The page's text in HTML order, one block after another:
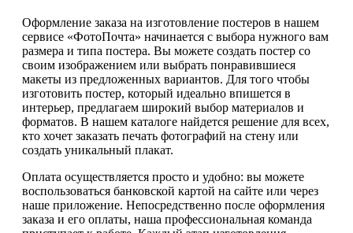
Оформление заказа на изготовление постеров в нашем
сервисе «ФотоПочта» начинается с выбора нужного вам
размера и типа постера. Вы можете создать постер со
своим изображением или выбрать понравившиеся
макеты из предложенных вариантов. Для того чтобы
изготовить постер, который идеально впишется в
интерьер, предлагаем широкий выбор материалов и
форматов. В нашем каталоге найдется решение для всех,
кто хочет заказать печать фотографий на стену или
создать уникальный плакат.
Оплата осуществляется просто и удобно: вы можете
воспользоваться банковской картой на сайте или через
наше приложение. Непосредственно после оформления
заказа и его оплаты, наша профессиональная команда